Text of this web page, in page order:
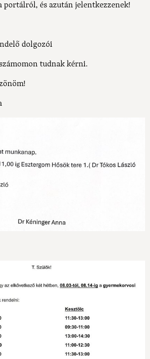
portálról, és azután jelentkezzenek!
dolgozói
tudnak kérni.